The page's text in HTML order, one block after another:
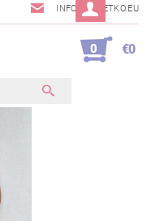
INFO@BABETKO.EU
0 €0